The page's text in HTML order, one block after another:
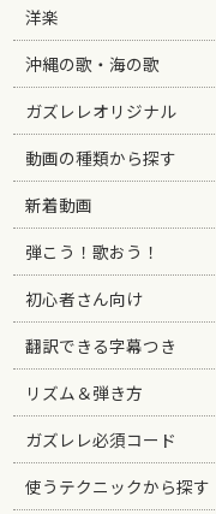
洋楽
沖縄の歌・海の歌
ガズレレオリジナル
動画の種類から探す
新着動画
弾こう！歌おう！
初心者さん向け
翻訳できる字幕つき
リズム＆弾き方
ガズレレ必須コード
使うテクニックから探す